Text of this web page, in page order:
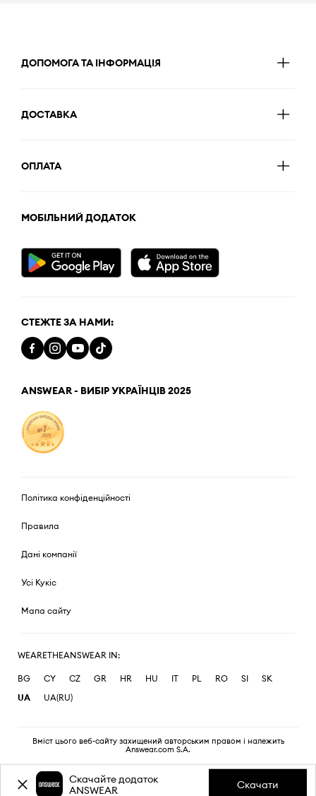
ДОПОМОГА ТА ІНФОРМАЦІЯ
ДОСТАВКА
ОПЛАТА
МОБІЛЬНИЙ ДОДАТОК
СТЕЖТЕ ЗА НАМИ:
ANSWEAR - ВИБІР УКРАЇНЦІВ 2025
Політика конфіденційності
Правила
Дані компанії
Усі Кукіс
Мапа сайту
WEARETHEANSWEAR IN:
BG CY CZ GR HR HU IT PL RO SI
SK
UA
UA(RU)
Вміст цього веб-сайту захищений авторським правом і належить
Answear.com S.A.
Скачайте додаток
ANSWEAR
Скачати